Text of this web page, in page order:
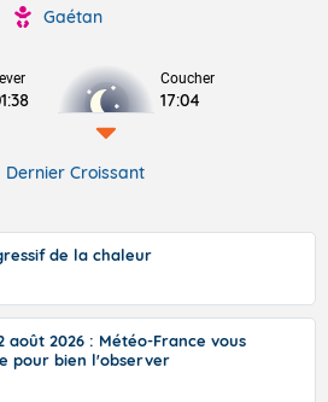
Gaétan
Coucher
17:04
Dernier Croissant
de la chaleur
août 2026 : Météo-France vous
pour bien l'observer